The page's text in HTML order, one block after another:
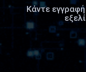
Κάντε εγγραφή